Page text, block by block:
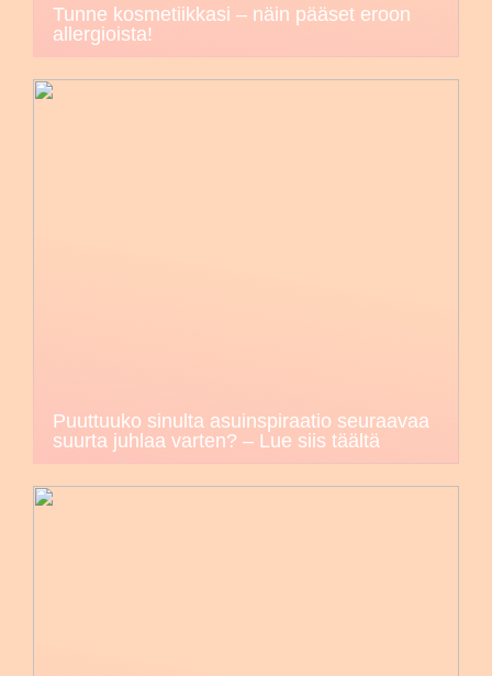
Tunne kosmetiikkasi – näin pääset eroon
allergioista!
Puuttuuko sinulta asuinspiraatio seuraavaa
suurta juhlaa varten? – Lue siis täältä